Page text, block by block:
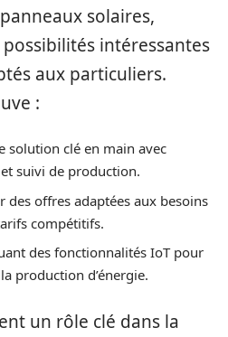
solaires,
intéressantes
aux particuliers.
:
solution clé en main avec
suivi de production.
des offres adaptées aux besoins
compétitifs.
des fonctionnalités IoT pour
production d’énergie.
un rôle clé dans la